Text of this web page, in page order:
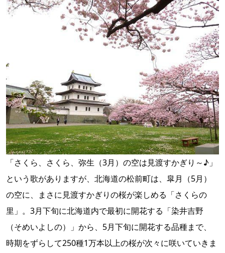
「さくら、さくら、弥生（3月）の空は見渡すかぎり～♪」
という歌がありますが、北海道の松前町は、皐月（5月）
の空に、まさに見渡すかぎりの桜が楽しめる「さくらの
里」。3月下旬に北海道内で最初に開花する「染井吉野
（そめいよしの）」から、5月下旬に開花する品種まで、
時期をずらして250種1万本以上の桜が次々に咲いていきま